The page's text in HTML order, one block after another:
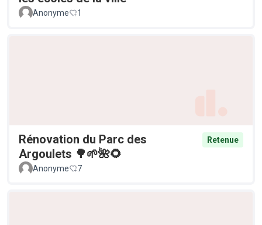
Anonyme 1
Rénovation du Parc des
Argoulets 🌳🌱🌺🌻
Retenue
Anonyme 7